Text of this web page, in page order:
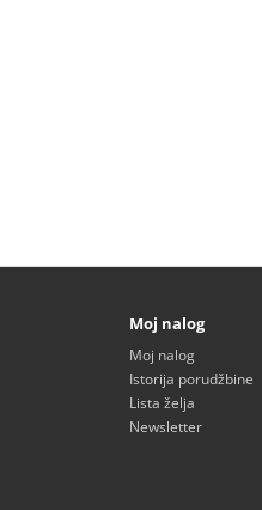
Moj nalog
Moj nalog
Istorija porudžbine
Lista želja
Newsletter